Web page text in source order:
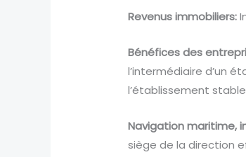
Revenus immobiliers:
Bénéfices des
l’intermédiaire d’un
l’établissement
Navigation maritime,
siège de la direction